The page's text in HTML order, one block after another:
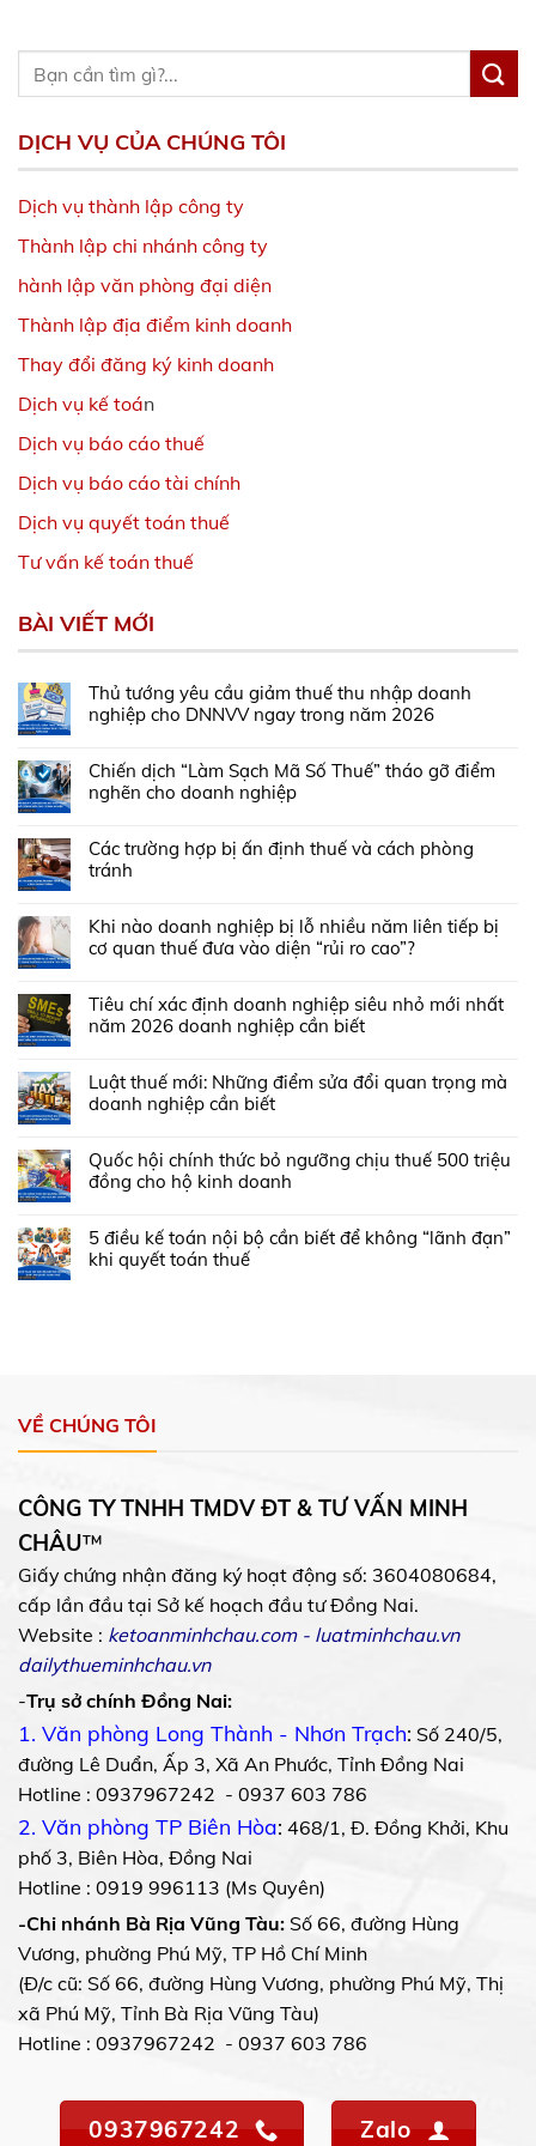
DỊCH VỤ CỦA CHÚNG TÔI
Dịch vụ thành lập công ty
Thành lập chi nhánh công ty
hành lập văn phòng đại diện
Thành lập địa điểm kinh doanh
Thay đổi đăng ký kinh doanh
Dịch vụ kế toán
Dịch vụ báo cáo thuế
Dịch vụ báo cáo tài chính
Dịch vụ quyết toán thuế
Tư vấn kế toán thuế
BÀI VIẾT MỚI
Thủ tướng yêu cầu giảm thuế thu nhập doanh
nghiệp cho DNNVV ngay trong năm 2026
Chiến dịch “Làm Sạch Mã Số Thuế” tháo gỡ điểm
nghẽn cho doanh nghiệp
Các trường hợp bị ấn định thuế và cách phòng
tránh
Khi nào doanh nghiệp bị lỗ nhiều năm liên tiếp bị
cơ quan thuế đưa vào diện “rủi ro cao”?
Tiêu chí xác định doanh nghiệp siêu nhỏ mới nhất
năm 2026 doanh nghiệp cần biết
Luật thuế mới: Những điểm sửa đổi quan trọng mà
doanh nghiệp cần biết
Quốc hội chính thức bỏ ngưỡng chịu thuế 500 triệu
đồng cho hộ kinh doanh
5 điều kế toán nội bộ cần biết để không “lãnh đạn”
khi quyết toán thuế
VỀ CHÚNG TÔI
CÔNG TY TNHH TMDV ĐT & TƯ VẤN MINH
CHÂU™
Giấy chứng nhận đăng ký hoạt động số: 3604080684,
cấp lần đầu tại Sở kế hoạch đầu tư Đồng Nai.
Website : ketoanminhchau.com- luatminhchau.vn
dailythueminhchau.vn
-Trụ sở chính Đồng Nai:
1. Văn phòng Long Thành - Nhơn Trạch: Số 240/5,
đường Lê Duẩn, Ấp 3, Xã An Phước, Tỉnh Đồng Nai
Hotline : 0937967242 - 0937 603 786
2. Văn phòng TP Biên Hòa: 468/1, Đ. Đồng Khởi, Khu
phố 3, Biên Hòa, Đồng Nai
Hotline : 0919 996113 (Ms Quyên)
-Chi nhánh Bà Rịa Vũng Tàu: Số 66, đường Hùng
Vương, phường Phú Mỹ, TP Hồ Chí Minh
(Đ/c cũ: Số 66, đường Hùng Vương, phường Phú Mỹ, Thị
xã Phú Mỹ, Tỉnh Bà Rịa Vũng Tàu)
Hotline : 0937967242 - 0937 603 786
0937967242 Zalo